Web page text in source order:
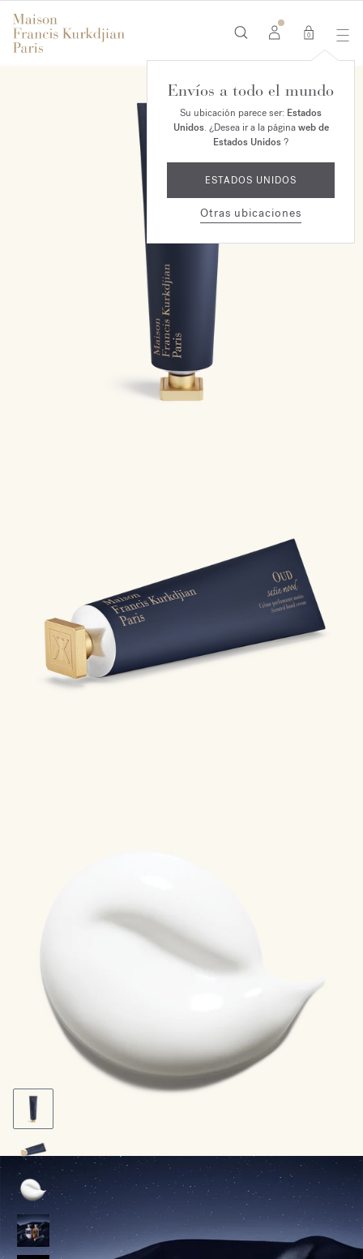
0
Envíos a todo el mundo
Su ubicación parece ser: Estados
Unidos. ¿Desea ir a la páginaweb de
Estados Unidos?
ESTADOS UNIDOS
Otras ubicaciones